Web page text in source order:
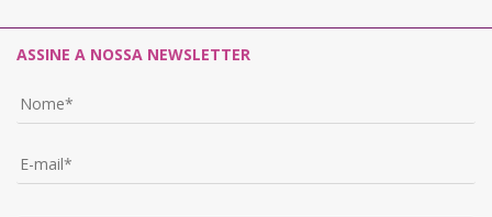
ASSINE A NOSSA NEWSLETTER